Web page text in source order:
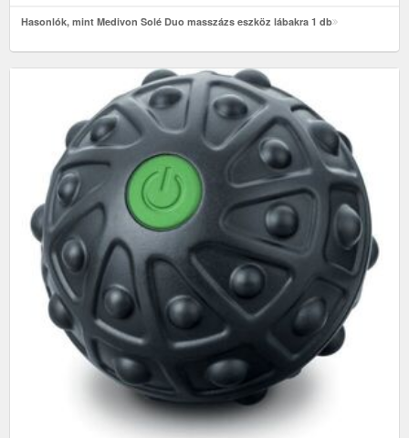
Hasonlók, mint Medivon Solé Duo masszázs eszköz lábakra 1 db